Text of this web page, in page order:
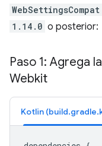
WebSettingsCompat
1.14.0 o posterior:
Paso 1: Agrega
Webkit
Kotlin